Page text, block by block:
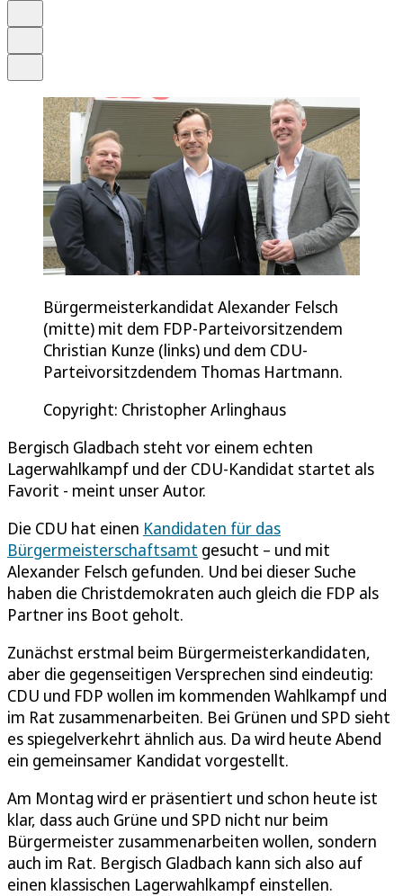
Bürgermeisterkandidat Alexander Felsch
(mitte) mit dem FDP-Parteivorsitzendem
Christian Kunze (links) und dem CDU-
Parteivorsitzdendem Thomas Hartmann.
Copyright: Christopher Arlinghaus
Bergisch Gladbach steht vor einem echten
Lagerwahlkampf und der CDU-Kandidat startet als
Favorit - meint unser Autor.
Die CDU hat einen Kandidaten für das
Bürgermeisterschaftsamt gesucht – und mit
Alexander Felsch gefunden. Und bei dieser Suche
haben die Christdemokraten auch gleich die FDP als
Partner ins Boot geholt.
Zunächst erstmal beim Bürgermeisterkandidaten,
aber die gegenseitigen Versprechen sind eindeutig:
CDU und FDP wollen im kommenden Wahlkampf und
im Rat zusammenarbeiten. Bei Grünen und SPD sieht
es spiegelverkehrt ähnlich aus. Da wird heute Abend
ein gemeinsamer Kandidat vorgestellt.
Am Montag wird er präsentiert und schon heute ist
klar, dass auch Grüne und SPD nicht nur beim
Bürgermeister zusammenarbeiten wollen, sondern
auch im Rat. Bergisch Gladbach kann sich also auf
einen klassischen Lagerwahlkampf einstellen.